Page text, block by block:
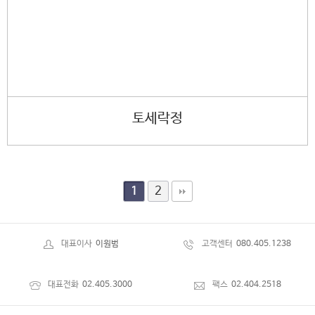
토세락정
1 2
대표이사 이원범 고객센터 080.405.1238
대표전화 02.405.3000 팩스 02.404.2518